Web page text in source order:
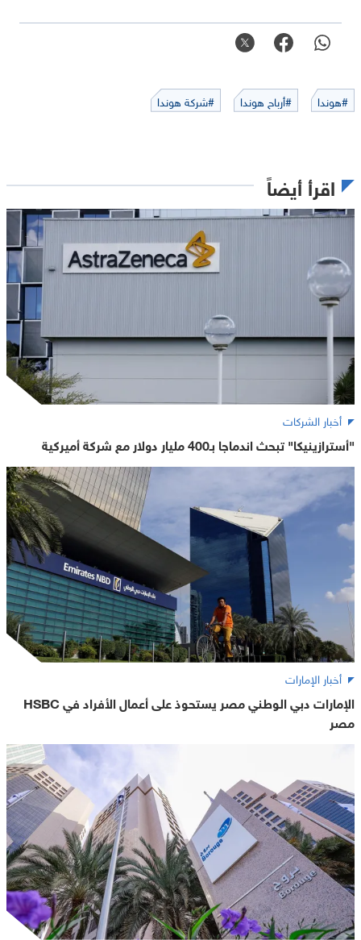
#هوندا #أرباح هوندا #شركة هوندا
اقرأ أيضاً
أخبار الشركات
"أسترازينيكا" تبحث اندماجا بـ400 مليار دولار مع شركة أميركية
أخبار الإمارات
الإمارات دبي الوطني مصر يستحوذ على أعمال الأفراد في HSBC
مصر